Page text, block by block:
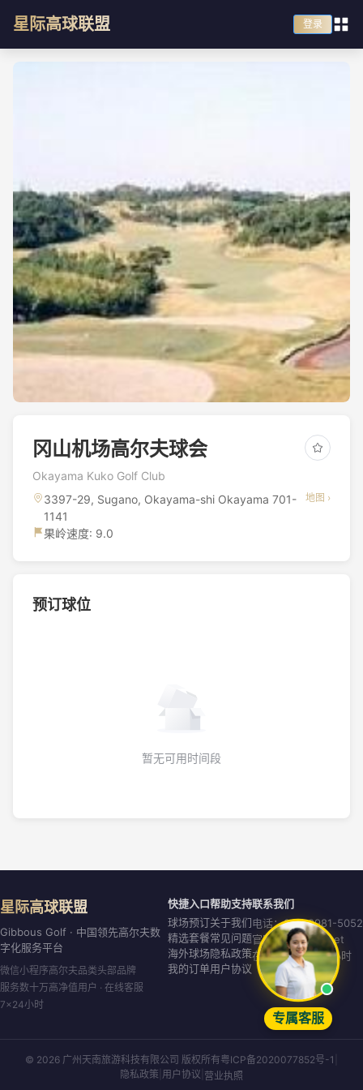
星际高球联盟 登录
冈山机场高尔夫球会
Okayama Kuko Golf Club
3397-29, Sugano, Okayama-shi Okayama 701-
1141
地图 ›
果岭速度: 9.0
预订球位
暂无可用时间段
星际高球联盟
Gibbous Golf · 中国领先高尔夫数
字化服务平台
微信小程序高尔夫品类头部品牌
服务数十万高净值用户 · 在线客服
7×24小时
快捷入口
球场预订
精选套餐
海外球场
我的订单
帮助支持
关于我们
常见问题
隐私政策
用户协议
联系我们
电话：020-8981-5052
官网：gibbous.net
在线客服：7×24小时
© 2026 广州天南旅游科技有限公司 版权所有粤ICP备2020077852号-1
隐私政策 用户协议 营业执照
专属客服